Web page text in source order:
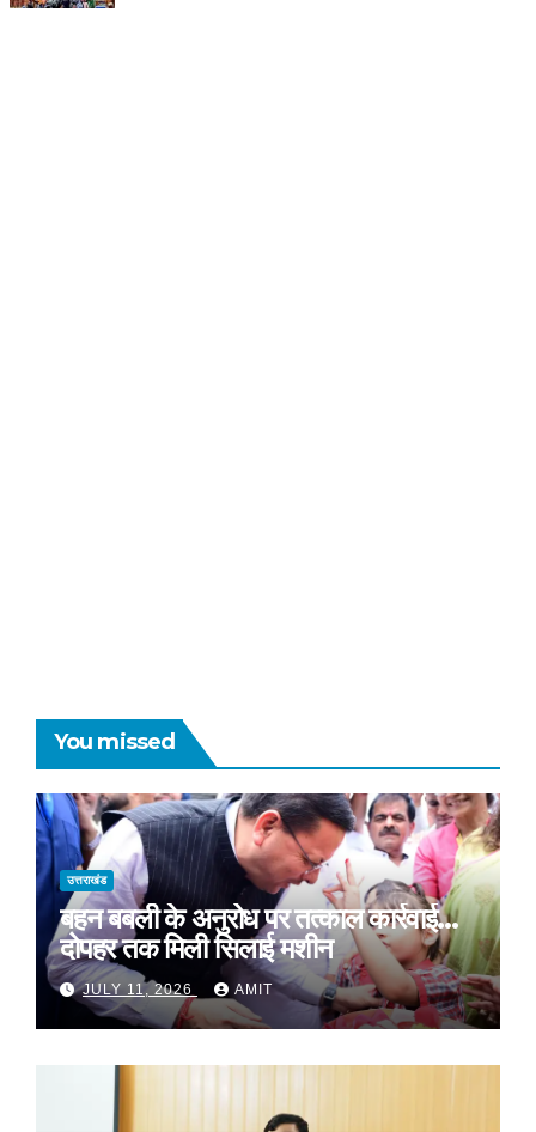
You missed
उत्तराखंड
बहन बबली के अनुरोध पर तत्काल कार्रवाई…
दोपहर तक मिली सिलाई मशीन
JULY 11, 2026 AMIT